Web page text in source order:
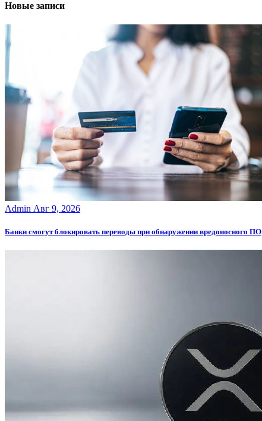
Новые записи
Admin Авг 9, 2026
Банки смогут блокировать переводы при обнаружении вредоносного ПО